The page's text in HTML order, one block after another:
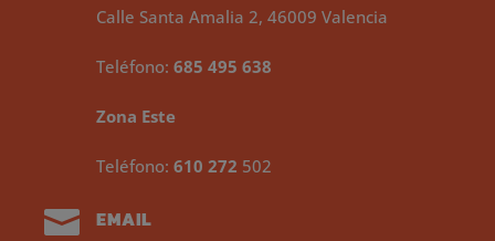
Calle Santa Amalia 2, 46009 Valencia
Teléfono: 685 495 638
Zona Este
Teléfono: 610 272 502
 EMAIL